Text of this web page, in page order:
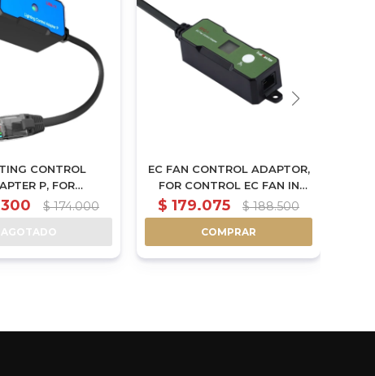
CONTROL
P, FOR
PHANTOM
- LMA-11
$ 174.000
AGOTADO
EC FAN CONTROL ADAPTOR,
FOR CONTROL EC FAN IN
PWM OR 0-10V VARIABLE
SPEED (EFC-1)
$ 179.075 $ 188.500
COMPRAR